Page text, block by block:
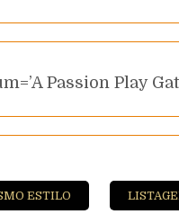
Passion Play
ESTILO